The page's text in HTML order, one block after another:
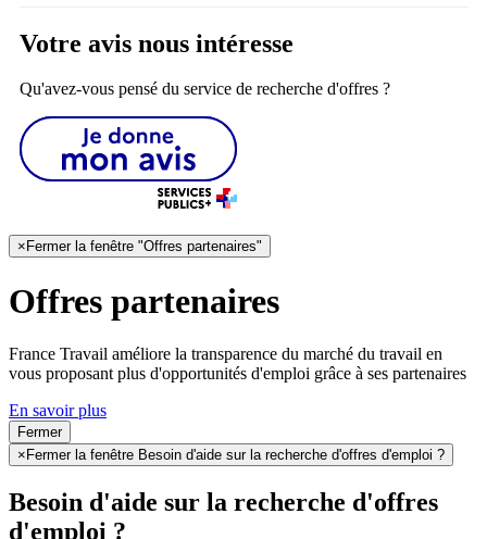
Votre avis nous intéresse
Qu'avez-vous pensé du service de recherche d'offres ?
× Fermer la fenêtre "Offres partenaires"
Offres partenaires
France Travail améliore la transparence du marché du travail en
vous proposant plus d'opportunités d'emploi grâce à ses partenaires
En savoir plus
Fermer
× Fermer la fenêtre Besoin d'aide sur la recherche d'offres d'emploi ?
Besoin d'aide sur la recherche d'offres
d'emploi ?